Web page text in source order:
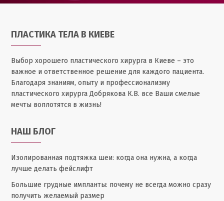
ПЛАСТИКА ТЕЛА В КИЕВЕ
Выбор хорошего пластического хирурга в Киеве – это
важное и ответственное решение для каждого пациента.
Благодаря знаниям, опыту и профессионализму
пластического хирурга Добрякова К.В. все Ваши смелые
мечты воплотятся в жизнь!
НАШ БЛОГ
Изолированная подтяжка шеи: когда она нужна, а когда
лучше делать фейслифт
Большие грудные импланты: почему не всегда можно сразу
получить желаемый размер